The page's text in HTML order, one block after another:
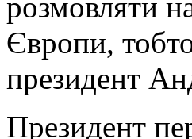
Європи,
президент
Президент